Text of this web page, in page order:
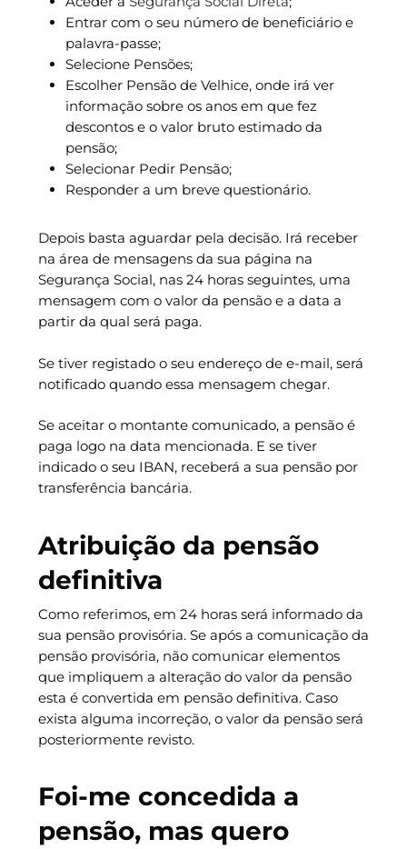
Entrar com o seu número de beneficiário e
palavra-passe;
Selecione Pensões;
Escolher Pensão de Velhice, onde irá ver
informação sobre os anos em que fez
descontos e o valor bruto estimado da
pensão;
Selecionar Pedir Pensão;
Responder a um breve questionário.
Depois basta aguardar pela decisão. Irá receber
na área de mensagens da sua página na
Segurança Social, nas 24 horas seguintes, uma
mensagem com o valor da pensão e a data a
partir da qual será paga.
Se tiver registado o seu endereço de e-mail, será
notificado quando essa mensagem chegar.
Se aceitar o montante comunicado, a pensão é
paga logo na data mencionada. E se tiver
indicado o seu IBAN, receberá a sua pensão por
transferência bancária.
Atribuição da pensão
definitiva
Como referimos, em 24 horas será informado da
sua pensão provisória. Se após a comunicação da
pensão provisória, não comunicar elementos
que impliquem a alteração do valor da pensão
esta é convertida em pensão definitiva. Caso
exista alguma incorreção, o valor da pensão será
posteriormente revisto.
Foi-me concedida a
pensão, mas quero